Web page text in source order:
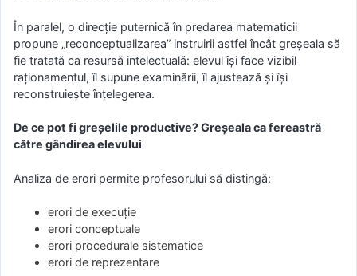
În paralel, o direcție puternică în predarea matematicii
propune „reconceptualizarea” instruirii astfel încât greșeala să
fie tratată ca resursă intelectualǎ: elevul își face vizibil
raționamentul, îl supune examinării, îl ajustează și își
reconstruiește înțelegerea.
De ce pot fi greșelile productive? Greșeala ca fereastră
către gândirea elevului
Analiza de erori permite profesorului să distingă:
erori de execuție
erori conceptuale
erori procedurale sistematice
erori de reprezentare